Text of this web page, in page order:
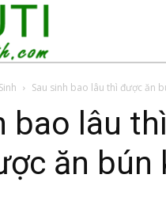
Health
Sau sinh bao lâu thì được ăn
bao lâu
ăn bún